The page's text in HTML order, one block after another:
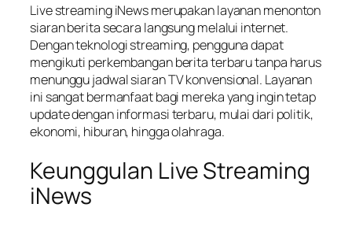
Live streaming iNews merupakan layanan menonton
siaran berita secara langsung melalui internet.
Dengan teknologi streaming, pengguna dapat
mengikuti perkembangan berita terbaru tanpa harus
menunggu jadwal siaran TV konvensional. Layanan
ini sangat bermanfaat bagi mereka yang ingin tetap
update dengan informasi terbaru, mulai dari politik,
ekonomi, hiburan, hingga olahraga.
Keunggulan Live Streaming
iNews